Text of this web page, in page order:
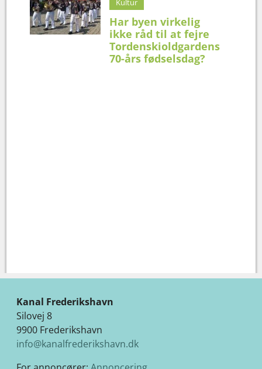
Kultur
Har byen virkelig
ikke råd til at fejre
Tordenskioldgardens
70-års fødselsdag?
Kanal Frederikshavn
Silovej 8
9900 Frederikshavn
info@kanalfrederikshavn.dk